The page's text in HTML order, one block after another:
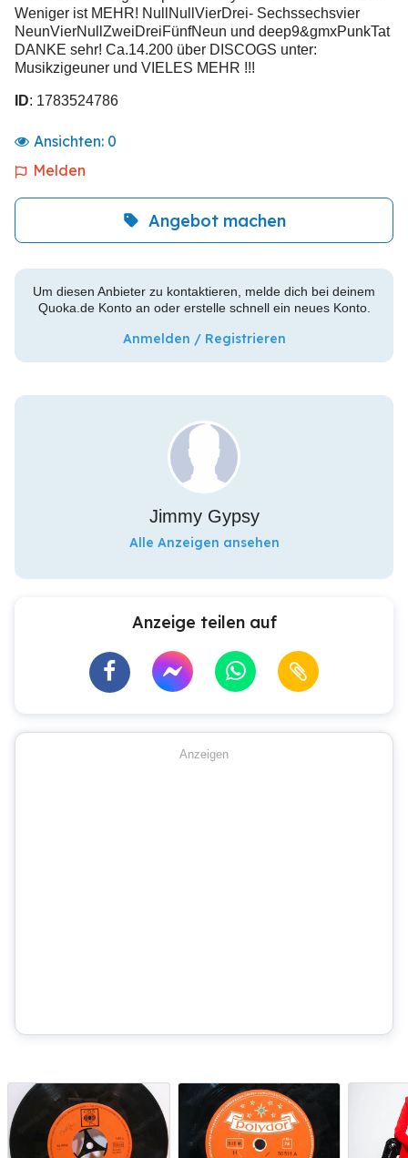
Weniger ist MEHR! NullNullVierDrei- Sechssechsvier
NeunVierNullZweiDreiFünfNeun und deep9&gmxPunkTat
DANKE sehr! Ca.14.200 über DISCOGS unter:
Musikzigeuner und VIELES MEHR !!!
ID: 1783524786
Ansichten: 0
Melden
Angebot machen
Um diesen Anbieter zu kontaktieren, melde dich bei deinem
Quoka.de Konto an oder erstelle schnell ein neues Konto.
Anmelden / Registrieren
Jimmy Gypsy
Alle Anzeigen ansehen
Anzeige teilen auf
Anzeigen